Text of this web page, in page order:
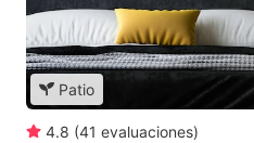
Patio
4.8 (41 evaluaciones)